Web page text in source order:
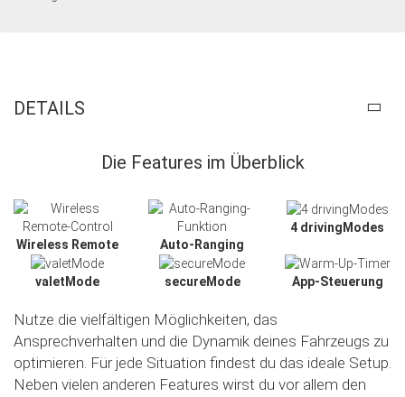
DETAILS
Die Features im Überblick
Wireless Remote Auto-Ranging
4 drivingModes
valetMode secureMode App-Steuerung
Nutze die vielfältigen Möglichkeiten, das
Ansprechverhalten und die Dynamik deines Fahrzeugs zu
optimieren. Für jede Situation findest du das ideale Setup.
Neben vielen anderen Features wirst du vor allem den